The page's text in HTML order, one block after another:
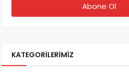
KATEGORILERIMIZ